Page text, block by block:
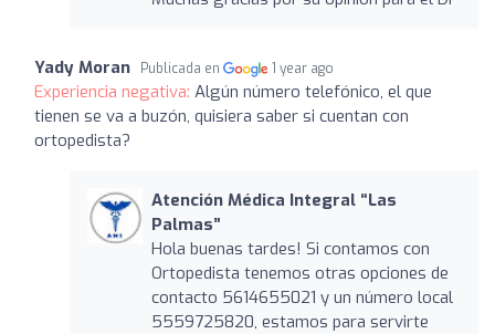
Yady Moran Publicada en 1 year ago
Experiencia negativa: Algún número telefónico, el que
tienen se va a buzón, quisiera saber si cuentan con
ortopedista?
Atención Médica Integral “Las
Palmas”
Hola buenas tardes! Si contamos con
Ortopedista tenemos otras opciones de
contacto 5614655021 y un número local
5559725820, estamos para servirte